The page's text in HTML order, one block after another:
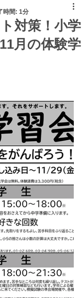
対策！小学
月の体験学
時間: 1分